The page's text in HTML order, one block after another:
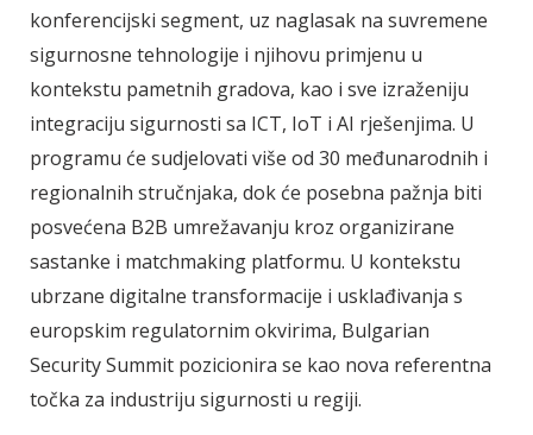
konferencijski segment, uz naglasak na suvremene
sigurnosne tehnologije i njihovu primjenu u
kontekstu pametnih gradova, kao i sve izraženiju
integraciju sigurnosti sa ICT, IoT i AI rješenjima. U
programu će sudjelovati više od 30 međunarodnih i
regionalnih stručnjaka, dok će posebna pažnja biti
posvećena B2B umrežavanju kroz organizirane
sastanke i matchmaking platformu. U kontekstu
ubrzane digitalne transformacije i usklađivanja s
europskim regulatornim okvirima, Bulgarian
Security Summit pozicionira se kao nova referentna
točka za industriju sigurnosti u regiji.